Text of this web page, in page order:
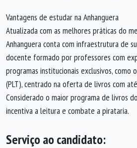
Vantagens de estudar na Anhanguera
Atualizada com as melhores práticas do
Anhanguera conta com infraestrutura de
docente formado por professores com
programas institucionais exclusivos, como
(PLT), centrado na oferta de livros com
Considerado o maior programa de livros
incentiva a leitura e combate a pirataria.
Serviço ao candidato: